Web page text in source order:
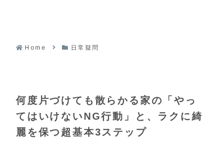
Home 日常疑問
何度片づけても散らかる家の「やっ
てはいけないNG行動」と、ラクに綺
麗を保つ超基本3ステップ